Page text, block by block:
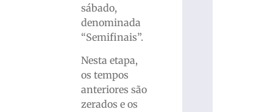
sábado,
denominada
“Semifinais”.
Nesta etapa,
os tempos
anteriores são
zerados e os